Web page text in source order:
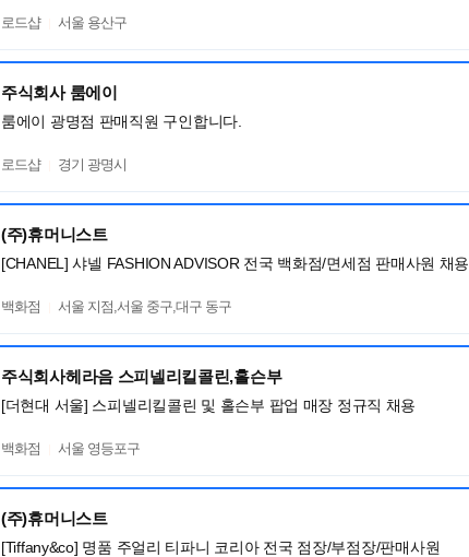
로드샵 서울 용산구
주식회사 룸에이
룸에이 광명점 판매직원 구인합니다.
로드샵 경기 광명시
(주)휴머니스트
[CHANEL] 샤넬 FASHION ADVISOR 전국 백화점/면세점 판매사원 채용
백화점 서울 지점,서울 중구,대구 동구
주식회사헤라음 스피넬리킬콜린,홀슨부
[더현대 서울] 스피넬리킬콜린 및 홀슨부 팝업 매장 정규직 채용
백화점 서울 영등포구
(주)휴머니스트
[Tiffany&co] 명품 주얼리 티파니 코리아 전국 점장/부점장/판매사원